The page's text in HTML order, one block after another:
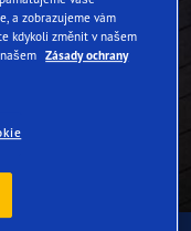
a zobrazujeme vám
kdykoli změnit v našem
Zásady ochrany